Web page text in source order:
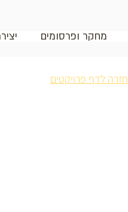
מחקר ופרסומים
חזרה לדף פרויקטים